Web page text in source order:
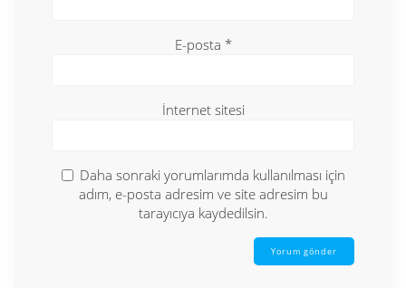
E-posta *
İnternet sitesi
Daha sonraki yorumlarımda kullanılması için
adım, e-posta adresim ve site adresim bu
tarayıcıya kaydedilsin.